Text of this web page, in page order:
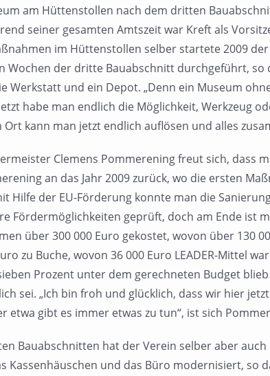
am Hüttenstollen nach dem dritten
seiner gesamten Amtszeit war Kreft als
im Hüttenstollen selber startete 2009
Wochen der dritte Bauabschnitt durchgeführt,
Werkstatt und ein Depot. „Denn ein Museum
habe man endlich die Möglichkeit, Werkzeug
Ort kann man jetzt endlich auflösen und alles
Clemens Pommerening freut sich, dass
an das Jahr 2009 zurück, wo die ersten
Hilfe der EU-Förderung konnte man die
Fördermöglichkeiten geprüft, doch am Ende ist
über 300 000 Euro gekostet, wovon über 130
zu Buche, wovon 36 000 Euro LEADER-Mittel
Prozent unter dem gerechneten Budget
sei. „Ich bin froh und glücklich, dass wir hier
etwa gibt es immer etwas zu tun“, ist sich
Bauabschnitten hat der Verein selber aber
Kassenhäuschen und das Büro modernisiert,